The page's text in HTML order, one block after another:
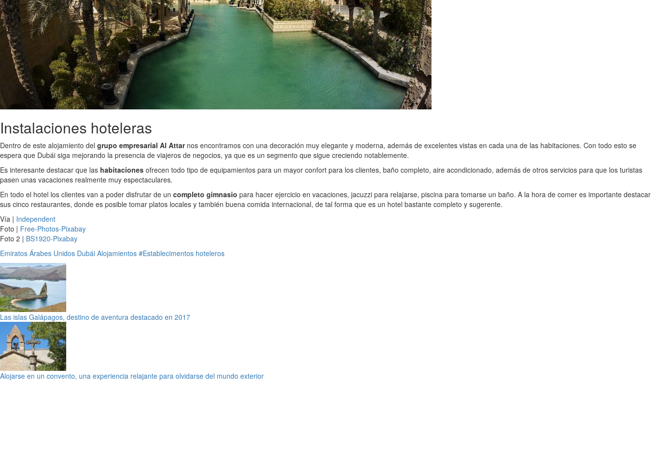
Instalaciones hoteleras
Dentro de este alojamiento del grupo empresarial Al Attarnos encontramos con una decoración muy elegante y moderna, además de excelentes vistas en cada una de las habitaciones. Con todo esto se
espera que Dubái siga mejorando la presencia de viajeros de negocios, ya que es un segmento que sigue creciendo notablemente.
Es interesante destacar que las habitaciones ofrecen todo tipo de equipamientos para un mayor confort para los clientes, baño completo, aire acondicionado, además de otros servicios para que los turistas
pasen unas vacaciones realmente muy espectaculares.
En todo el hotel los clientes van a poder disfrutar de un completo gimnasio para hacer ejercicio en vacaciones, jacuzzi para relajarse, piscina para tomarse un baño. A la hora de comer es importante destacar
sus cinco restaurantes, donde es posible tomar platos locales y también buena comida internacional, de tal forma que es un hotel bastante completo y sugerente.
Vía | Independent
Foto | Free-Photos-Pixabay
Foto 2 | BS1920-Pixabay
Emiratos Árabes Unidos Dubái Alojamientos #Establecimentos hoteleros
Las islas Galápagos, destino de aventura destacado en 2017
Alojarse en un convento, una experiencia relajante para olvidarse del mundo exterior